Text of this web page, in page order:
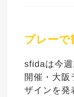
プレーで
sfidaは今
開催・大
ザインを発